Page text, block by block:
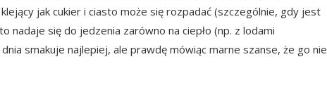
jak cukier i ciasto może się rozpadać (szczególnie, gdy jest
nadaje się do jedzenia zarówno na ciepło (np. z lodami
smakuje najlepiej, ale prawdę mówiąc marne szanse, że go nie